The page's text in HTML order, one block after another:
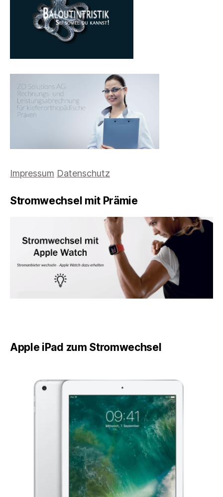
Impressum Datenschutz
Stromwechsel mit Prämie
Apple iPad zum Stromwechsel